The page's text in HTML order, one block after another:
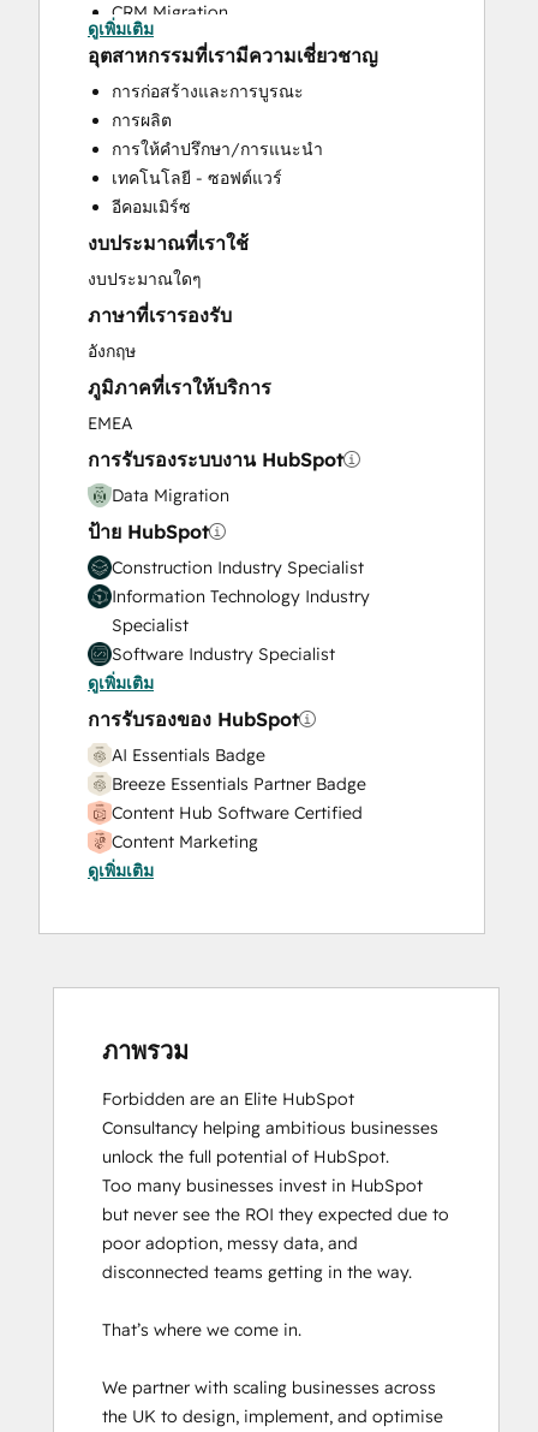
CRM Migration
Help Desk Implementation
Marketing Hub Enterprise Onboarding
Marketing Hub Professional Onboarding
Revenue Hub Implementation
Sales and Marketing Alignment
Sales Hub Enterprise Onboarding
Sales Hub Professional Onboarding
Service Hub Enterprise Onboarding
Service Hub Professional Onboarding
Website Development
ดูเพิ่มเติม
อุตสาหกรรมที่เรามีความเชี่ยวชาญ
การก่อสร้างและการบูรณะ
การผลิต
การให้คำปรึกษา/การแนะนำ
เทคโนโลยี - ซอฟต์แวร์
อีคอมเมิร์ซ
งบประมาณที่เราใช้
งบประมาณใดๆ
ภาษาที่เรารองรับ
อังกฤษ
ภูมิภาคที่เราให้บริการ
EMEA
การรับรองระบบงาน HubSpot
Data Migration
ป้าย HubSpot
Construction Industry Specialist
Information Technology Industry
Specialist
Software Industry Specialist
ดูเพิ่มเติม
การรับรองของ HubSpot
AI Essentials Badge
Breeze Essentials Partner Badge
Content Hub Software Certified
Content Marketing
CRM Data Migration Certification
Digital Advertising
Email Marketing Certification
Guided Client Onboarding
APIs
HubSpot Architecture II: Content and
Messaging Tools
HubSpot Content Hub Software
HubSpot Implementation for Partners
HubSpot Marketing Hub Software
Certification
HubSpot Sales Hub Software
HubSpot Solutions Partner
HubSpot Trainer Certification
ดูเพิ่มเติม
ภาพรวม
Forbidden are an Elite HubSpot
Consultancy helping ambitious businesses
unlock the full potential of HubSpot.
Too many businesses invest in HubSpot
but never see the ROI they expected due to
poor adoption, messy data, and
disconnected teams getting in the way.
That’s where we come in.
We partner with scaling businesses across
the UK to design, implement, and optimise